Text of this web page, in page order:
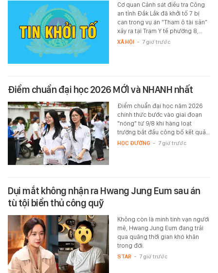
Cơ quan Cảnh sát điều tra Công
an tỉnh Đắk Lắk đã khởi tố 7 bị
can trong vụ án “Tham ô tài sản”
xảy ra tại Trạm Y tế phường 8,…
XÃ HỘI - 7 giờ trước
Điểm chuẩn đại học 2026 MỚI và NHANH nhất
Điểm chuẩn đại học năm 2026
chính thức bước vào giai đoạn
"nóng" từ 9/8 khi hàng loạt
trường bắt đầu công bố kết quả…
HỌC ĐƯỜNG - 7 giờ trước
Dụi mắt không nhận ra Hwang Jung Eum sau án
tù tội biển thủ công quỹ
Không còn là minh tinh vạn người
mê, Hwang Jung Eum đang trải
qua quãng thời gian khó khăn
trong đời.
STAR - 7 giờ trước